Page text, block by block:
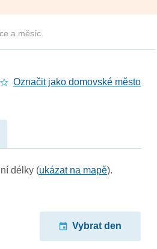
a měsíc
Označit jako domovské město
délky (ukázat na mapě).
Vybrat den